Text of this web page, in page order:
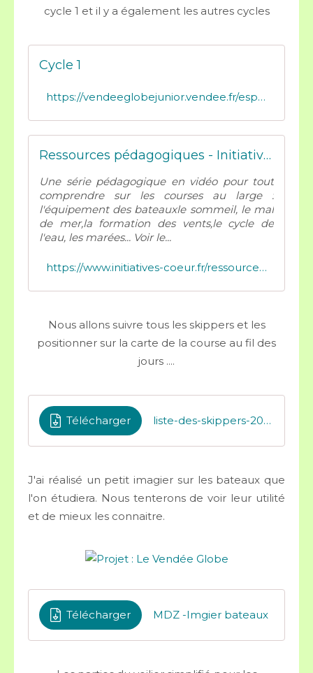
cycle 1 et il y a également les autres cycles
Cycle 1
https://vendeeglobejunior.vendee.fr/espace-educatif/les-ressources-pedagogiques/cycle-1
Ressources pédagogiques - Initiatives-Cœur
Une série pédagogique en vidéo pour tout
comprendre sur les courses au large :
l'équipement des bateauxle sommeil, le mal
de mer,la formation des vents,le cycle de
l'eau, les marées... Voir le...
https://www.initiatives-coeur.fr/ressources-pedagogiques
Nous allons suivre tous les skippers et les
positionner sur la carte de la course au fil des
jours ....
Télécharger liste-des-skippers-2020
J'ai réalisé un petit imagier sur les bateaux que
l'on étudiera. Nous tenterons de voir leur utilité
et de mieux les connaitre.
Télécharger MDZ -Imgier bateaux